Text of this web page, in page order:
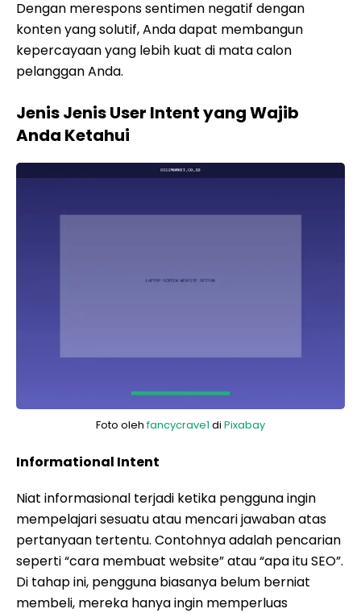
Dengan merespons sentimen negatif dengan
konten yang solutif, Anda dapat membangun
kepercayaan yang lebih kuat di mata calon
pelanggan Anda.
Jenis Jenis User Intent yang Wajib
Anda Ketahui
Foto olehfancycrave1 di Pixabay
Informational Intent
Niat informasional terjadi ketika pengguna ingin
mempelajari sesuatu atau mencari jawaban atas
pertanyaan tertentu. Contohnya adalah pencarian
seperti “cara membuat website” atau “apa itu SEO”.
Di tahap ini, pengguna biasanya belum berniat
membeli, mereka hanya ingin memperluas